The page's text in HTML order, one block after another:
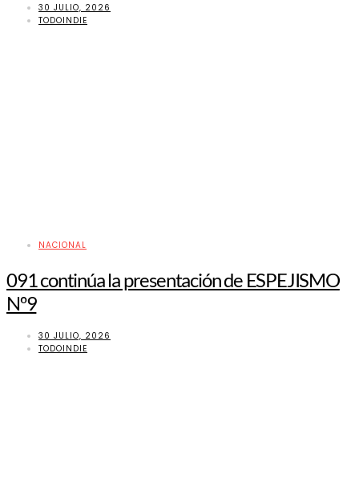
30 JULIO, 2026
TODOINDIE
NACIONAL
091 continúa la presentación de ESPEJISMO
Nº9
30 JULIO, 2026
TODOINDIE